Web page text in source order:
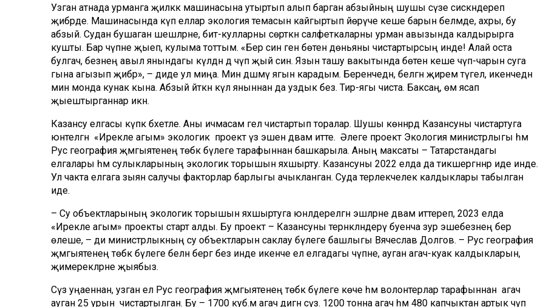
Узган атнада урманга җиләккә машинасына утыртып алып барган абзыйның шушы сүзе сискәндереп
җибәрде. Машинасында күп еллар экология темасын кайгыртып йөрүче кеше барын белмәде, ахры, бу
абзый. Судан бушаган шешәләрне, бит-кулларны сөрткән салфеткаларны урман авызында калдырырга
кушты. Бар чүпне җыеп, кулыма тоттым. «Бер син генә бөтен дөньяны чистартырсың инде! Алай оста
булгач, безнең авыл янындагы күлдән дә чүп җый син. Язын ташу вакытында бөтен кеше чүп-чарын суга
гына агызып җибәрә», – диде ул миңа. Мин дәшмәү ягын карадым. Беренчедән, белгән җирем түгел, икенчедән
мин монда кунак кына. Абзый әйткән күл яныннан да уздык без. Тирә-ягы чиста. Баксаң, өмә ясап
җыештырганнар икән.
Казансу елгасы күпкә бәхетле. Аны ичмасам гел чистартып торалар. Шушы көннәрдә Казансуны чистартуга
юнәтелгән «Ирекле агым» экологик проект үз эшен дәвам итте. Әлеге проект Экология министрлыгы һәм
Рус география җәмгыятенең төбәк бүлеге тарафыннан башкарыла. Аның максаты – Татарстандагы
елгалары һәм сулыкларының экологик торышын яхшырту. Казансуны 2022 елда да тикшергәннәр иде инде.
Ул чакта елгага зыян салучы факторлар барлыгы ачыкланган. Суда терлекчелек калдыклары табылган
иде.
– Су объектларының экологик торышын яхшыртуга юнәлдерелгән эшләрне дәвам иттереп, 2023 елда
«Ирекле агым» проекты старт алды. Бу проект – Казансуны тернәкләндерү буенча зур эшебезнең бер
өлеше, – ди министрлыкның су объектларын саклау бүлеге башлыгы Вячеслав Долгов. – Рус география
җәмгыятенең төбәк бүлеге белән бергә без инде икенче ел елгадагы чүпне, ауган агач-куак калдыкларын,
җимерекләрне җыябыз.
Сүз уңаеннан, узган ел Рус география җәмгыятенең төбәк бүлеге көче һәм волонтерлар тарафыннан агач
ауган 25 урын чистартылган. Бу – 1700 куб.м агач дигән сүз. 1200 тонна агач һәм 480 капчыктан артык чүп